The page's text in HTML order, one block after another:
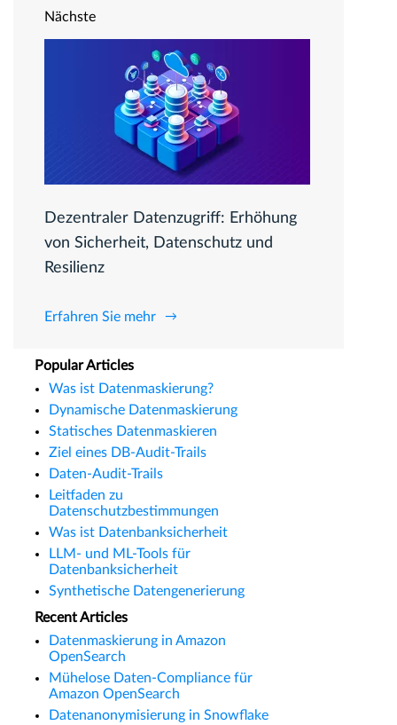
Nächste
Dezentraler Datenzugriff: Erhöhung
von Sicherheit, Datenschutz und
Resilienz
Erfahren Sie mehr
Popular Articles
Was ist Datenmaskierung?
Dynamische Datenmaskierung
Statisches Datenmaskieren
Ziel eines DB-Audit-Trails
Daten-Audit-Trails
Leitfaden zu
Datenschutzbestimmungen
Was ist Datenbanksicherheit
LLM- und ML-Tools für
Datenbanksicherheit
Synthetische Datengenerierung
Recent Articles
Datenmaskierung in Amazon
OpenSearch
Mühelose Daten-Compliance für
Amazon OpenSearch
Datenanonymisierung in Snowflake